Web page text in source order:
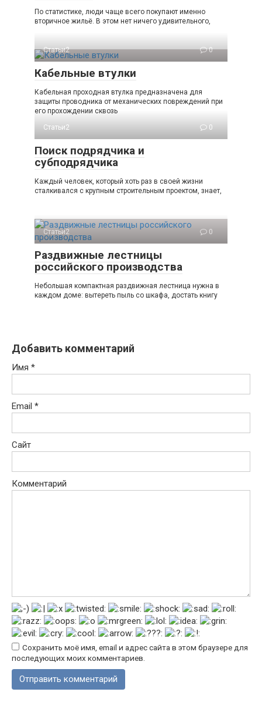
По статистике, люди чаще всего покупают именно
вторичное жильё. В этом нет ничего удивительного,
Статьи2 0
Кабельные втулки
Кабельная проходная втулка предназначена для
защиты проводника от механических повреждений при
его прохождении сквозь
Статьи2
0
Поиск подрядчика и
субподрядчика
Каждый человек, который хоть раз в своей жизни
сталкивался с крупным строительным проектом, знает,
Статьи2 0
Раздвижные лестницы
российского производства
Небольшая компактная раздвижная лестница нужна в
каждом доме: вытереть пыль со шкафа, достать книгу
Добавить комментарий
Имя *
Email *
Сайт
Комментарий
Сохранить моё имя, email и адрес сайта в этом браузере для
последующих моих комментариев.